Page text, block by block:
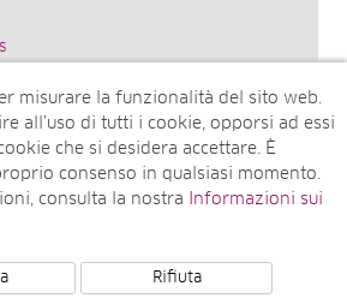
preciosas
misurare la funzionalità del sito web.
all’uso di tutti i cookie, opporsi ad essi
che si desidera accettare. È
consenso in qualsiasi momento.
consulta la nostra
Informazioni sui
Rifiuta